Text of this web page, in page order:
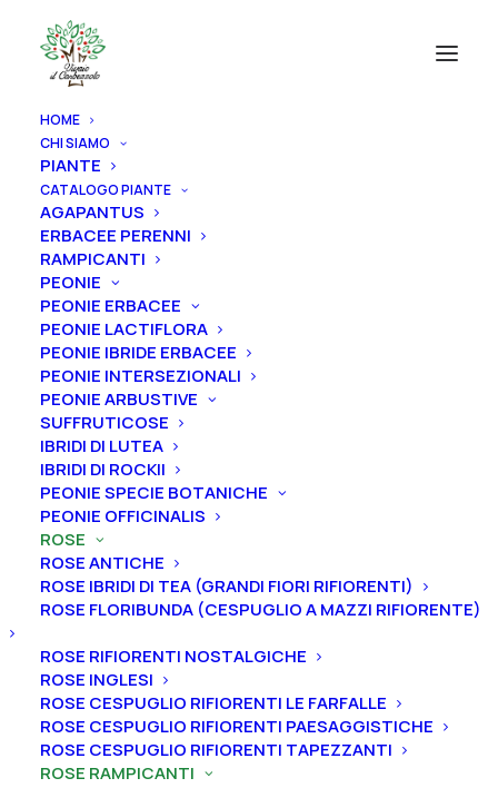
HOME
CHI SIAMO
PIANTE
CATALOGO PIANTE
AGAPANTUS
ERBACEE PERENNI
RAMPICANTI
PEONIE
PEONIE ERBACEE
PEONIE LACTIFLORA
PEONIE IBRIDE ERBACEE
PEONIE INTERSEZIONALI
PEONIE ARBUSTIVE
SUFFRUTICOSE
IBRIDI DI LUTEA
IBRIDI DI ROCKII
PEONIE SPECIE BOTANICHE
PEONIE OFFICINALIS
ROSE
ROSE ANTICHE
ROSE IBRIDI DI TEA (GRANDI FIORI RIFIORENTI)
ROSE FLORIBUNDA (CESPUGLIO A MAZZI RIFIORENTE)
ROSE RIFIORENTI NOSTALGICHE
ROSE INGLESI
ROSE CESPUGLIO RIFIORENTI LE FARFALLE
ROSE CESPUGLIO RIFIORENTI PAESAGGISTICHE
ROSE CESPUGLIO RIFIORENTI TAPEZZANTI
ROSE RAMPICANTI
Home Rose
Rosa rampicante antica “Paul’s Scarlet”
Rosa rampicante antica
“Paul’s Scarlet”
32,00€
Rosa rampicante antica synstylae “Paul’s Scarlet” ha